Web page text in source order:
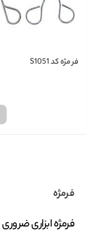
فر مژه کد S1051
فرمژه
فرمژه ابزاری